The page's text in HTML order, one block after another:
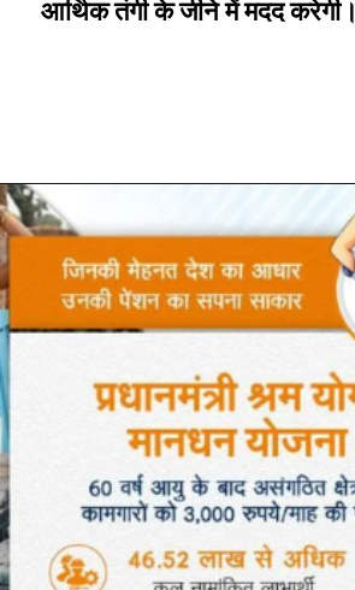
आर्थिक तंगी के जीने में मदद करेगी।